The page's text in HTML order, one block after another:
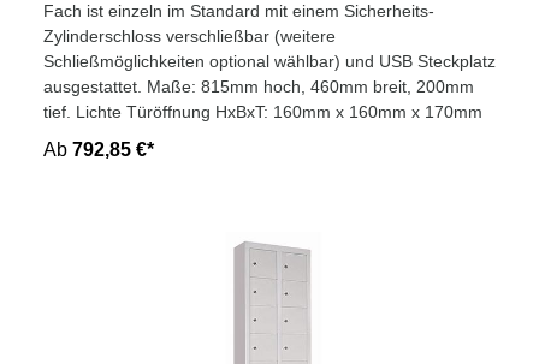
Fach ist einzeln im Standard mit einem Sicherheits-
Zylinderschloss verschließbar (weitere
Schließmöglichkeiten optional wählbar) und USB Steckplatz
ausgestattet. Maße: 815mm hoch, 460mm breit, 200mm
tief. Lichte Türöffnung HxBxT: 160mm x 160mm x 170mm
Ab 792,85 €*